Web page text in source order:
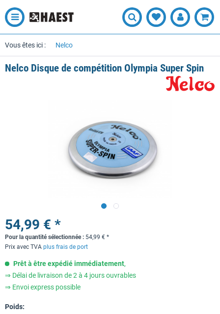
Vous êtes ici : Nelco
Nelco Disque de compétition Olympia Super Spin
54,99 € *
Pour la quantité sélectionnée : 54,99 € *
Prix avec TVA plus frais de port
Prêt à être expédié immédiatement,
⇒ Délai de livraison de 2 à 4 jours ouvrables
⇒ Envoi express possible
Poids: